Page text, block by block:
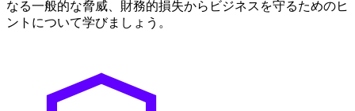
なる一般的な脅威、財務的損失からビジネスを守るためのヒ
ントについて学びましょう。